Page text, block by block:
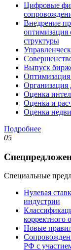
Цифровые
Внедрение
оптимизация
структуры
Выпуск
Оптимизация
Организация
Оценка
Оценка и
Оценка
Подробнее
05
Специальные
Нулевая
индустрии
корректного
Новые
РФ с